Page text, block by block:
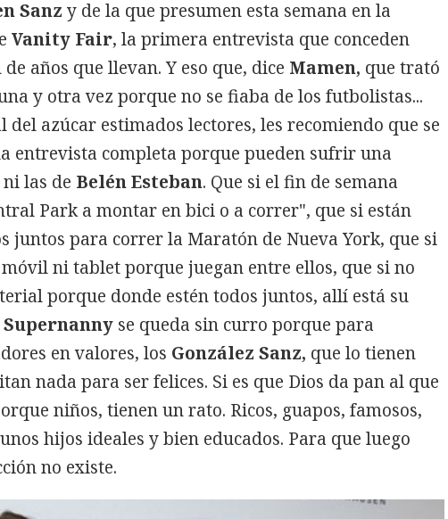
Sanz y de la que presumen esta semana en la
Vanity Fair, la primera entrevista que conceden
años que llevan. Y eso que, dice Mamen, que trató
y otra vez porque no se fiaba de los futbolistas...
del azúcar estimados lectores, les recomiendo que se
entrevista completa porque pueden sufrir una
las de Belén Esteban. Que si el fin de semana
Park a montar en bici o a correr", que si están
juntos para correr la Maratón de Nueva York, que si
ni tablet porque juegan entre ellos, que si no
porque donde estén todos juntos, allí está su
Supernanny se queda sin curro porque para
en valores, los González Sanz, que lo tienen
nada para ser felices. Si es que Dios da pan al que
niños, tienen un rato. Ricos, guapos, famosos,
hijos ideales y bien educados. Para que luego
no existe.